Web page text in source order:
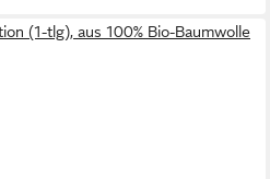
(1-tlg), aus 100% Bio-Baumwolle